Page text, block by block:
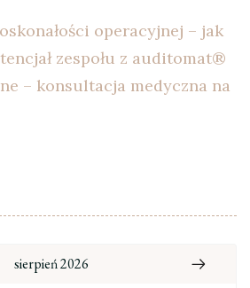
operacyjnej – jak
zespołu z auditomat®
– konsultacja medyczna na
sierpień 2026